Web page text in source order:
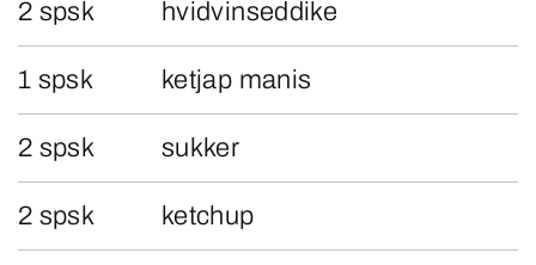
2 spsk hvidvinseddike
1 spsk ketjap manis
2 spsk sukker
2 spsk ketchup